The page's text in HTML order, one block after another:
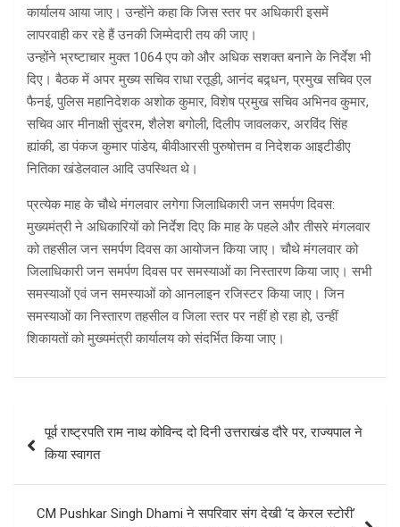
कार्यालय आया जाए। उन्होंने कहा कि जिस स्तर पर अधिकारी इसमें
लापरवाही कर रहे हैं उनकी जिम्मेदारी तय की जाए।
उन्होंने भ्रष्टाचार मुक्त 1064 एप को और अधिक सशक्त बनाने के निर्देश भी
दिए। बैठक में अपर मुख्य सचिव राधा रतूड़ी, आनंद बद्र्धन, प्रमुख सचिव एल
फैनई, पुलिस महानिदेशक अशोक कुमार, विशेष प्रमुख सचिव अभिनव कुमार,
सचिव आर मीनाक्षी सुंदरम, शैलेश बगोली, दिलीप जावलकर, अरविंद सिंह
ह्यांकी, डा पंकज कुमार पांडेय, बीवीआरसी पुरुषोत्तम व निदेशक आइटीडीए
नितिका खंडेलवाल आदि उपस्थित थे।
प्रत्येक माह के चौथे मंगलवार लगेगा जिलाधिकारी जन समर्पण दिवस:
मुख्यमंत्री ने अधिकारियों को निर्देश दिए कि माह के पहले और तीसरे मंगलवार
को तहसील जन समर्पण दिवस का आयोजन किया जाए। चौथे मंगलवार को
जिलाधिकारी जन समर्पण दिवस पर समस्याओं का निस्तारण किया जाए। सभी
समस्याओं एवं जन समस्याओं को आनलाइन रजिस्टर किया जाए। जिन
समस्याओं का निस्तारण तहसील व जिला स्तर पर नहीं हो रहा हो, उन्हीं
शिकायतों को मुख्यमंत्री कार्यालय को संदर्भित किया जाए।
navigation
पूर्व राष्ट्रपति राम नाथ कोविन्द दो दिनी उत्तराखंड दौरे पर, राज्यपाल ने
किया स्वागत
CM Pushkar Singh Dhami ने सपरिवार संग देखी ‘द केरल स्टोरी’